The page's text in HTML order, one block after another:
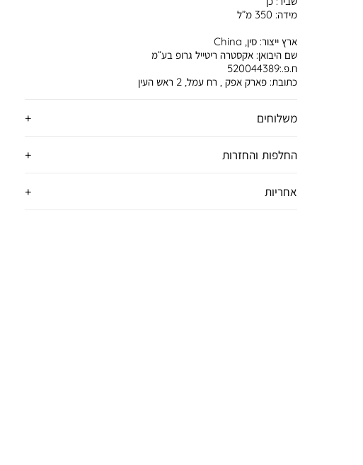
משלוחים
החלפות והחזרות
אחריות
מידה: 350 מ”ל
ארץ ייצור:סין, China
שם היבואן:אקסטרה ריטייל גרופ בע”מ
ח.פ.:520044389
כתובת:פארק אפק , רח עמל, 2 ראש העין